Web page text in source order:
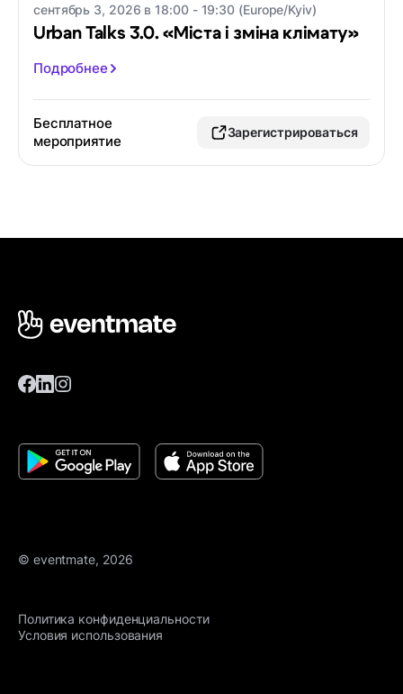
сентябрь 3, 2026 в 18:00 - 19:30 (Europe/Kyiv)
Urban Talks 3.0. «Міста і зміна клімату»
Подробнее
Бесплатное
мероприятие
Зарегистрироваться
© eventmate, 2026
Политика конфиденциальности
Условия использования